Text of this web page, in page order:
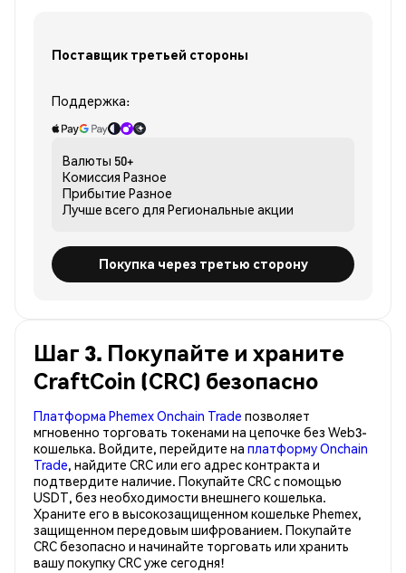
Поставщик третьей стороны
Поддержка:
Валюты 50+
Комиссия Разное
Прибытие Разное
Лучше всего для Региональные акции
Покупка через третью сторону
Шаг 3. Покупайте и храните
CraftCoin (CRC) безопасно
Платформа Phemex Onchain Trade позволяет
мгновенно торговать токенами на цепочке без Web3-
кошелька. Войдите, перейдите на платформу Onchain
Trade, найдите CRC или его адрес контракта и
подтвердите наличие. Покупайте CRC с помощью
USDT, без необходимости внешнего кошелька.
Храните его в высокозащищенном кошельке Phemex,
защищенном передовым шифрованием. Покупайте
CRC безопасно и начинайте торговать или хранить
вашу покупку CRC уже сегодня!